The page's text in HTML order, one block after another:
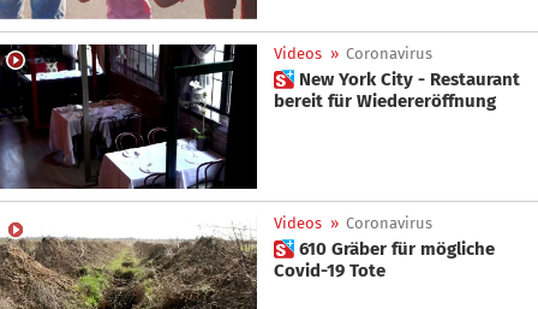
Videos » Coronavirus
 New York City - Restaurant
bereit für Wiedereröffnung
Videos » Coronavirus
 610 Gräber für mögliche
Covid-19 Tote